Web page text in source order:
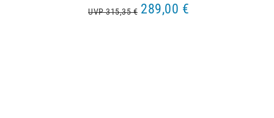
UVP 315,35 € 289,00 €